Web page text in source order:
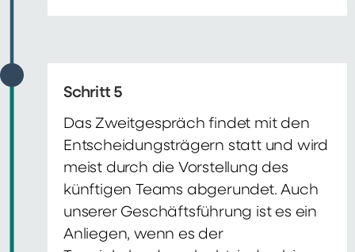
Schritt 5
Das Zweitgespräch findet mit den
Entscheidungsträgern statt und wird
meist durch die Vorstellung des
künftigen Teams abgerundet. Auch
unserer Geschäftsführung ist es ein
Anliegen, wenn es der